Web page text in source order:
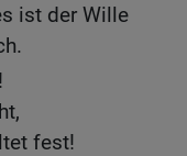
ist der Wille
!
fest!